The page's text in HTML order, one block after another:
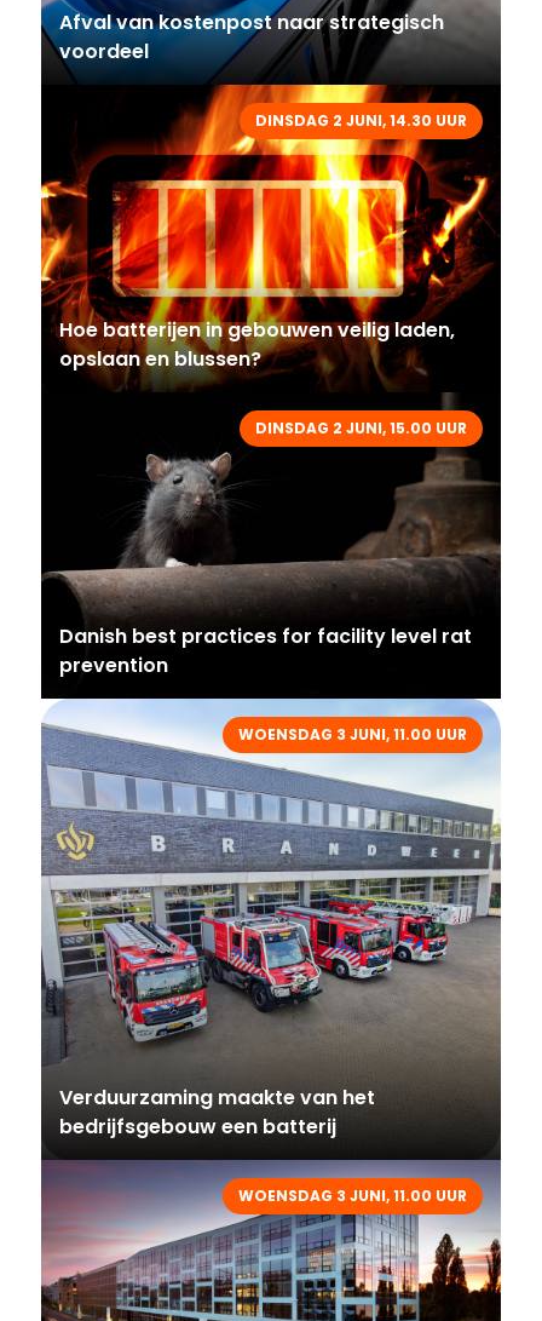
Afval van kostenpost naar strategisch
voordeel
DINSDAG 2 JUNI, 14.30 UUR
Hoe batterijen in gebouwen veilig laden,
opslaan en blussen?
DINSDAG 2 JUNI, 15.00 UUR
Danish best practices for facility level rat
prevention
WOENSDAG 3 JUNI, 11.00 UUR
Verduurzaming maakte van het
bedrijfsgebouw een batterij
WOENSDAG 3 JUNI, 11.00 UUR